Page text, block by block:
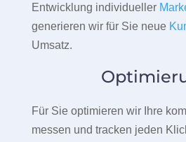
Entwicklung individueller
generieren wir für Sie neue
Umsatz.
Für Sie optimieren wir Ihre
messen und tracken jeden